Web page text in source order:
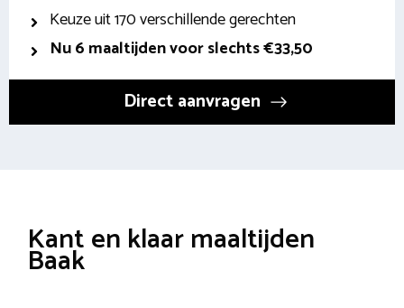
Keuze uit 170 verschillende gerechten
Nu 6 maaltijden voor slechts €33,50
Direct aanvragen
Kant en klaar maaltijden
Baak